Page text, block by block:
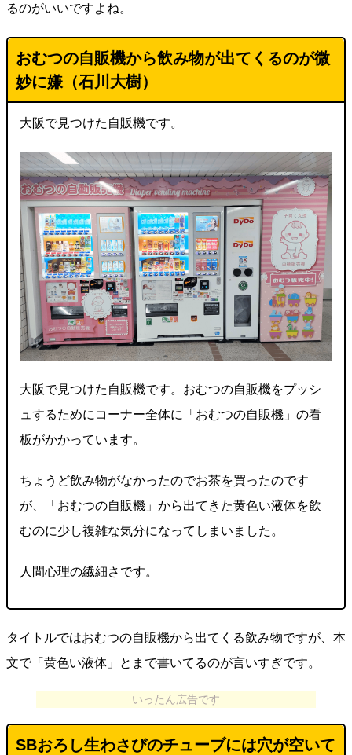
るのがいいですよね。
おむつの自販機から飲み物が出てくるのが微
妙に嫌（石川大樹）
大阪で見つけた自販機です。
大阪で見つけた自販機です。おむつの自販機をプッシ
ュするためにコーナー全体に「おむつの自販機」の看
板がかかっています。
ちょうど飲み物がなかったのでお茶を買ったのです
が、「おむつの自販機」から出てきた黄色い液体を飲
むのに少し複雑な気分になってしまいました。
人間心理の繊細さです。
タイトルではおむつの自販機から出てくる飲み物ですが、本
文で「黄色い液体」とまで書いてるのが言いすぎです。
いったん広告です
SBおろし生わさびのチューブには穴が空いて